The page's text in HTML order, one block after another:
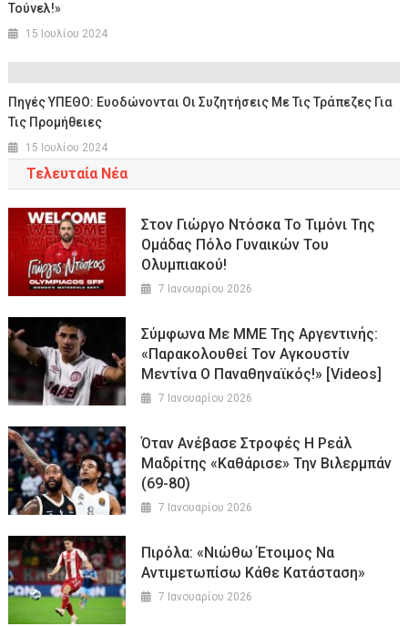
Τούνελ!»
15 Ιουλίου 2024
Πηγές ΥΠΕΘΟ: Ευοδώνονται Οι Συζητήσεις Με Τις Τράπεζες Για
Τις Προμήθειες
15 Ιουλίου 2024
Τελευταία Νέα
Στον Γιώργο Ντόσκα Το Τιμόνι Της
Ομάδας Πόλο Γυναικών Του
Ολυμπιακού!
7 Ιανουαρίου 2026
Σύμφωνα Με ΜΜΕ Της Αργεντινής:
«Παρακολουθεί Τον Αγκουστίν
Μεντίνα Ο Παναθηναϊκός!» [Videos]
7 Ιανουαρίου 2026
Όταν Ανέβασε Στροφές Η Ρεάλ
Μαδρίτης «καθάρισε» Την Βιλερμπάν
(69-80)
7 Ιανουαρίου 2026
Πιρόλα: «Νιώθω Έτοιμος Να
Αντιμετωπίσω Κάθε Κατάσταση»
7 Ιανουαρίου 2026